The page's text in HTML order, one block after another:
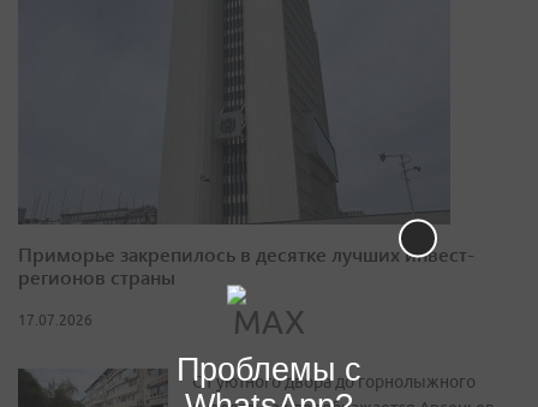
Приморье закрепилось в десятке лучших инвест-
регионов страны
17.07.2026
От уютного двора до горнолыжного
Проблемы с